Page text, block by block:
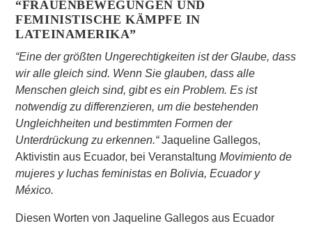
“FRAUENBEWEGUNGEN UND
FEMINISTISCHE KÄMPFE IN
LATEINAMERIKA”
“Eine der größten Ungerechtigkeiten ist der Glaube, dass
wir alle gleich sind. Wenn Sie glauben, dass alle
Menschen gleich sind, gibt es ein Problem. Es ist
notwendig zu differenzieren, um die bestehenden
Ungleichheiten und bestimmten Formen der
Unterdrückung zu erkennen.“Jaqueline Gallegos,
Aktivistin aus Ecuador, bei VeranstaltungMovimiento de
mujeres y luchas feministas en Bolivia, Ecuador y
México.
Diesen Worten von Jaqueline Gallegos aus Ecuador